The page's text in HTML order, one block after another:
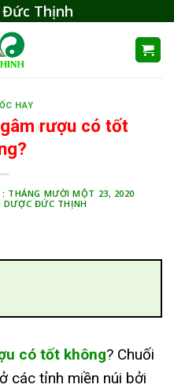
Thịnh
HAY
rượu có tốt
THÁNG MƯỜI MỘT 23, 2020
DƯỢC ĐỨC THỊNH
có tốt không? Chuối
các tỉnh miền núi bởi